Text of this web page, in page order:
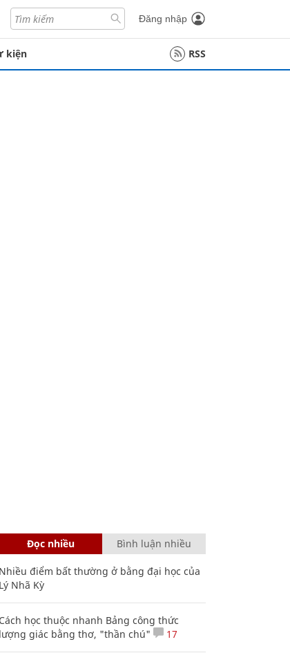
Đăng nhập
kiện RSS
Đọc nhiều Bình luận nhiều
Nhiều điểm bất thường ở bằng đại học của
Lý Nhã Kỳ
Cách học thuộc nhanh Bảng công thức
lượng giác bằng thơ, "thần chú"
17